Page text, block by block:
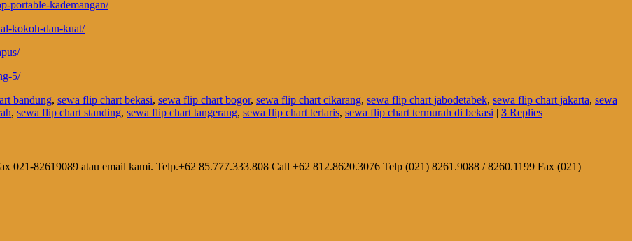
portable-kademangan/
kokoh-dan-kuat/
5/
bandung, sewa flip chart bekasi, sewa flip chart bogor, sewa flip chart cikarang, sewa flip chart jabodetabek, sewa flip chart jakarta, sewa
, sewa flip chart standing, sewa flip chart tangerang, sewa flip chart terlaris, sewa flip chart termurah di bekasi | 3 Replies
021-82619089 atau email kami. Telp.+62 85.777.333.808 Call +62 812.8620.3076 Telp (021) 8261.9088 / 8260.1199 Fax (021)